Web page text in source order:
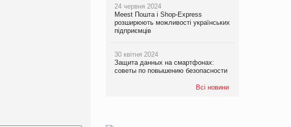
24 червня 2024
Meest Пошта і Shop-Express
розширюють можливості українських
підприємців
30 квітня 2024
Защита данных на смартфонах:
советы по повышению безопасности
Всі новини